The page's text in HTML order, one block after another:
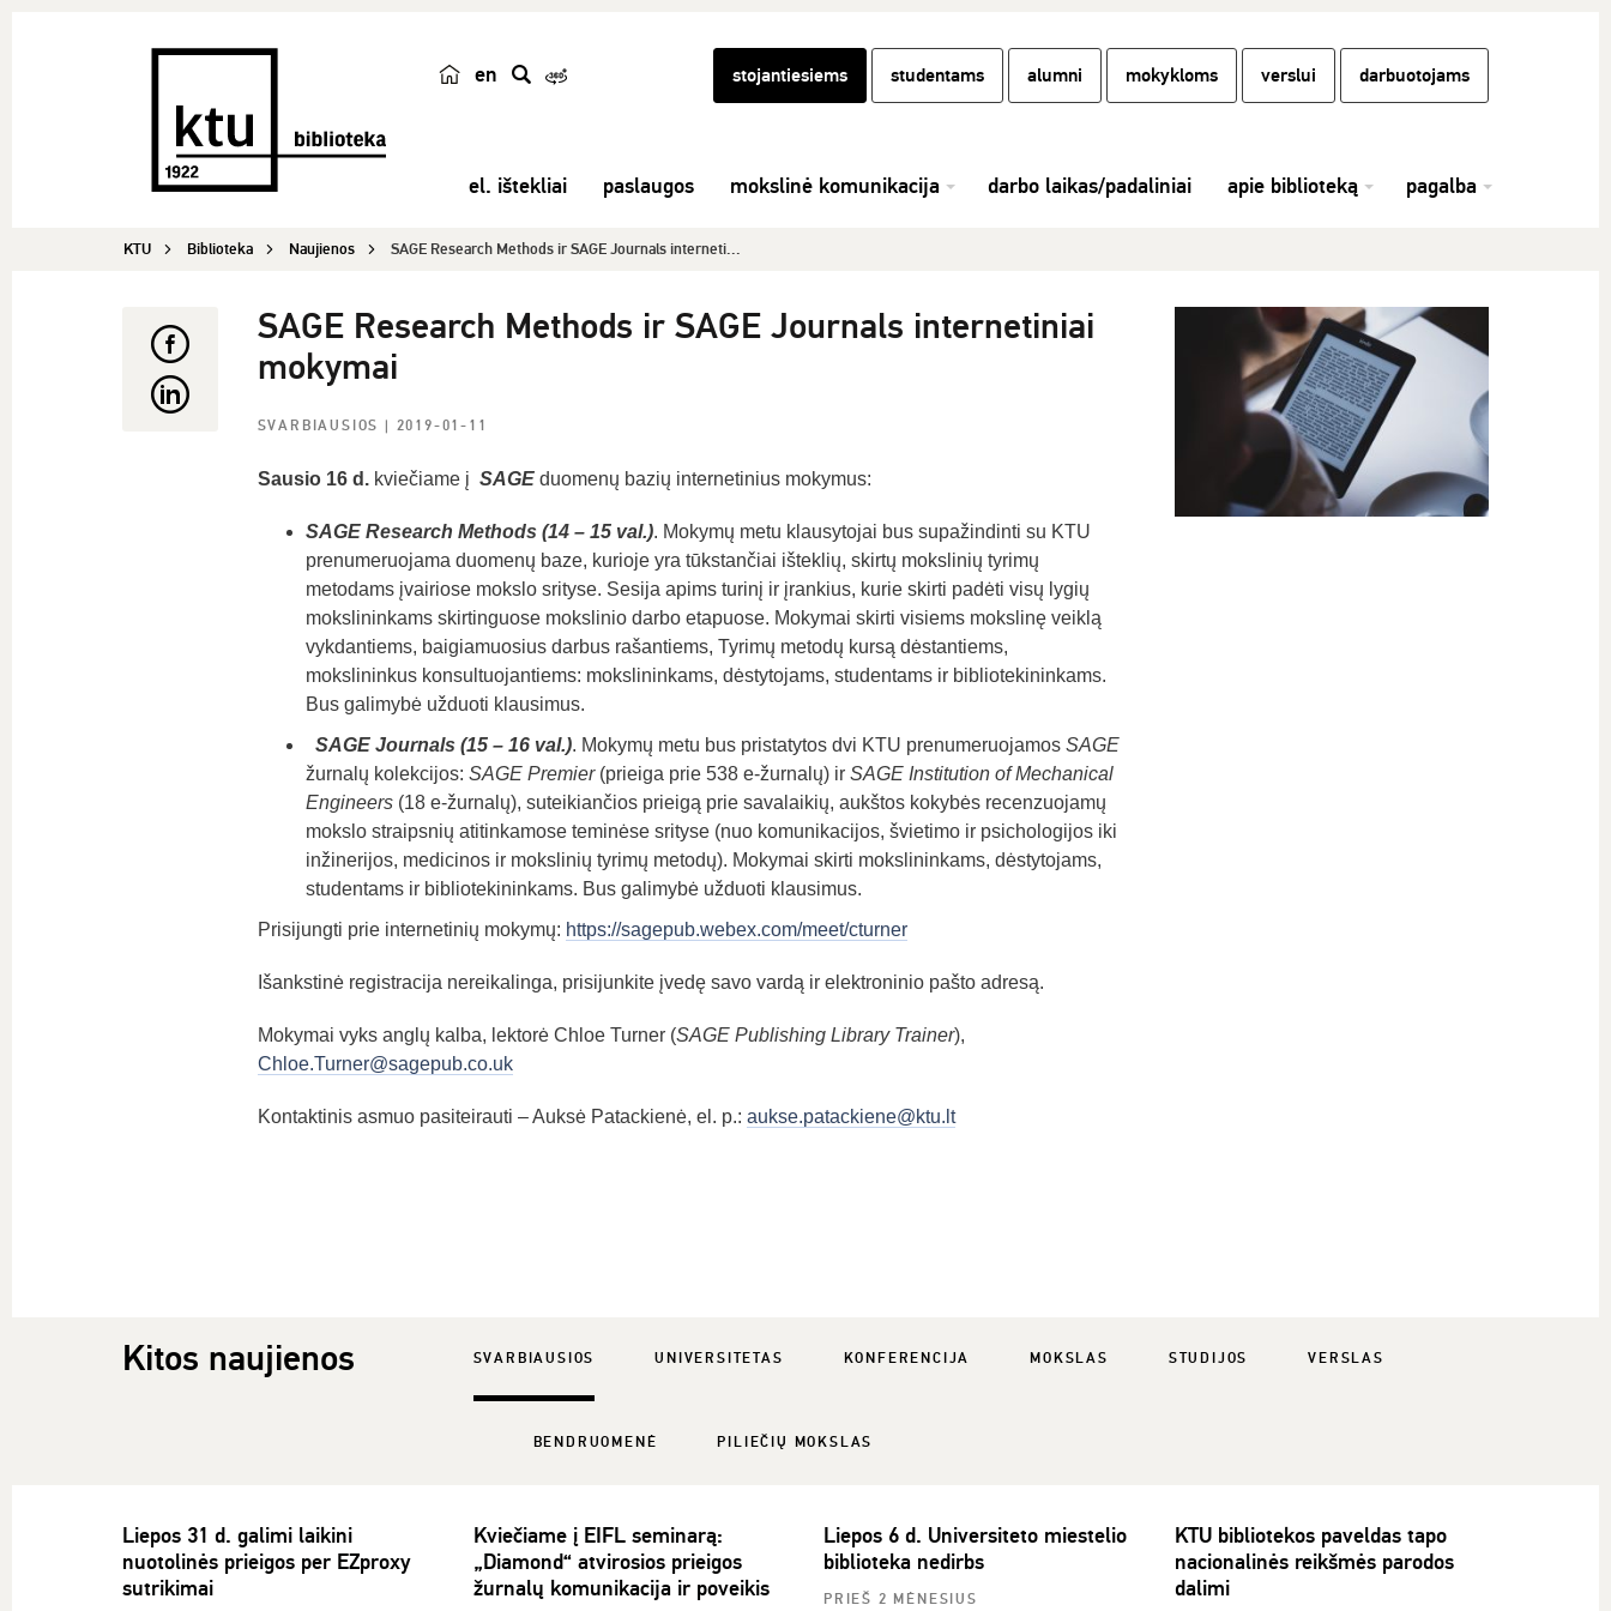
en
e
k
stojantiesiems studentams alumni mokykloms verslui darbuotojams
el. ištekliai paslaugos mokslinė komunikacija darbo laikas/padaliniai apie biblioteką pagalba
KTU Biblioteka Naujienos SAGE Research Methods ir SAGE Journals interneti...
SAGE Research Methods ir SAGE Journals internetiniai
mokymai
SVARBIAUSIOS | 2019-01-11
Sausio 16 d.kviečiame į SAGEduomenų bazių internetinius mokymus:
SAGE Research Methods (14 – 15 val.). Mokymų metu klausytojai bus supažindinti su KTU
prenumeruojama duomenų baze, kurioje yra tūkstančiai išteklių, skirtų mokslinių tyrimų
metodams įvairiose mokslo srityse. Sesija apims turinį ir įrankius, kurie skirti padėti visų lygių
mokslininkams skirtinguose mokslinio darbo etapuose. Mokymai skirti visiems mokslinę veiklą
vykdantiems, baigiamuosius darbus rašantiems, Tyrimų metodų kursą dėstantiems,
mokslininkus konsultuojantiems: mokslininkams, dėstytojams, studentams ir bibliotekininkams.
Bus galimybė užduoti klausimus.
SAGE Journals (15 – 16 val.). Mokymų metu bus pristatytos dvi KTU prenumeruojamos SAGE
žurnalų kolekcijos: SAGE Premier(prieiga prie 538 e-žurnalų) ir SAGE Institution of Mechanical
Engineers(18 e-žurnalų), suteikiančios prieigą prie savalaikių, aukštos kokybės recenzuojamų
mokslo straipsnių atitinkamose teminėse srityse (nuo komunikacijos, švietimo ir psichologijos iki
inžinerijos, medicinos ir mokslinių tyrimų metodų). Mokymai skirti mokslininkams, dėstytojams,
studentams ir bibliotekininkams. Bus galimybė užduoti klausimus.
Prisijungti prie internetinių mokymų: https://sagepub.webex.com/meet/cturner
Išankstinė registracija nereikalinga, prisijunkite įvedę savo vardą ir elektroninio pašto adresą.
Mokymai vyks anglų kalba, lektorė Chloe Turner (SAGE Publishing Library Trainer),
Chloe.Turner@sagepub.co.uk
Kontaktinis asmuo pasiteirauti – Auksė Patackienė, el. p.: aukse.patackiene@ktu.lt
Kitos naujienos SVARBIAUSIOS UNIVERSITETAS KONFERENCIJA MOKSLAS STUDIJOS VERSLAS
BENDRUOMENĖ PILIEČIŲ MOKSLAS
Liepos 31 d. galimi laikini
nuotolinės prieigos per EZproxy
sutrikimai
Kviečiame į EIFL seminarą:
„Diamond“ atvirosios prieigos
žurnalų komunikacija ir poveikis
Liepos 6 d. Universiteto miestelio
biblioteka nedirbs
PRIEŠ 2 MĖNESIUS
KTU bibliotekos paveldas tapo
nacionalinės reikšmės parodos
dalimi